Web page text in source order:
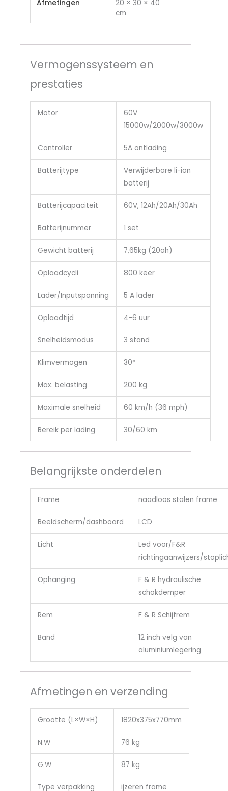
Afmetingen
20 × 30 × 40
cm
Vermogenssysteem en
prestaties
Motor
60V
15000w/2000w/3000w
Controller 5A ontlading
Batterijtype
Verwijderbare li-ion
batterij
Batterijcapaciteit 60V, 12Ah/20Ah/30Ah
Batterijnummer 1 set
Gewicht batterij 7,65kg (20ah)
Oplaadcycli 800 keer
Lader/Inputspanning 5 A lader
Oplaadtijd 4-6 uur
Snelheidsmodus 3 stand
Klimvermogen 30°
Max. belasting 200 kg
Maximale snelheid 60 km/h (36 mph)
Bereik per lading 30/60 km
Belangrijkste onderdelen
Frame naadloos stalen frame
Beeldscherm/dashboard LCD
Licht
Led voor/F&R
richtingaanwijzers/
Ophanging
F & R hydraulische
schokdemper
Rem F & R Schijfrem
Band
12 inch velg van
aluminiumlegering
Afmetingen en verzending
Grootte (L×W×H) 1820x375x770mm
N.W 76 kg
G.W 87 kg
Type verpakking ijzeren frame